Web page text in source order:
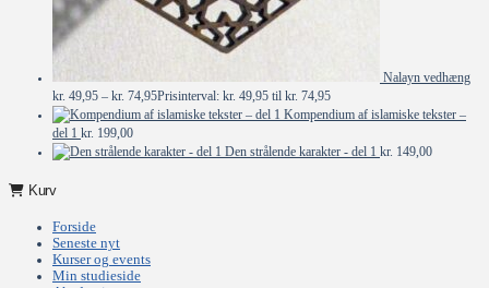
Nalayn vedhæng
kr. 49,95 – kr. 74,95Prisinterval: kr. 49,95 til kr. 74,95
Kompendium af islamiske tekster –
del 1
kr. 199,00
Den strålende karakter - del 1
kr. 149,00
Kurv
Forside
Seneste nyt
Kurser og events
Min studieside